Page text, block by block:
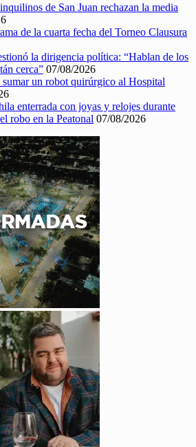
de San Juan rechazan la media
de la cuarta fecha del Torneo Clausura
la dirigencia política: “Hablan de los
cerca” 07/08/2026
sumar un robot quirúrgico al Hospital
enterrada con joyas y relojes durante
robo en la Peatonal 07/08/2026